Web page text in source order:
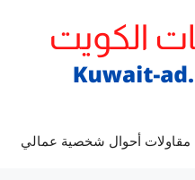
أحوال شخصية عمالي